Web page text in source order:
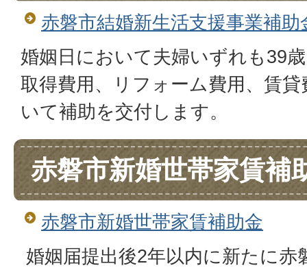
赤磐市結婚新生活支援事業補助
婚姻日において夫婦いずれも39
取得費用、リフォーム費用、賃
いて補助を交付します。
赤磐市新婚世帯家賃補
赤磐市新婚世帯家賃補助金
婚姻届提出後2年以内に新たに赤